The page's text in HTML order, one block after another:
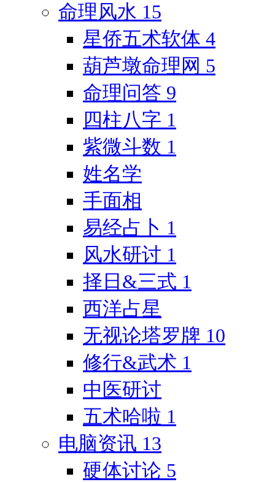
命理风水 15
星侨五术软体 4
葫芦墩命理网 5
命理问答 9
四柱八字 1
紫微斗数 1
姓名学
手面相
易经占卜 1
风水研讨 1
择日&三式 1
西洋占星
无视论塔罗牌 10
修行&武术 1
中医研讨
五术哈啦 1
电脑资讯 13
硬体讨论 5